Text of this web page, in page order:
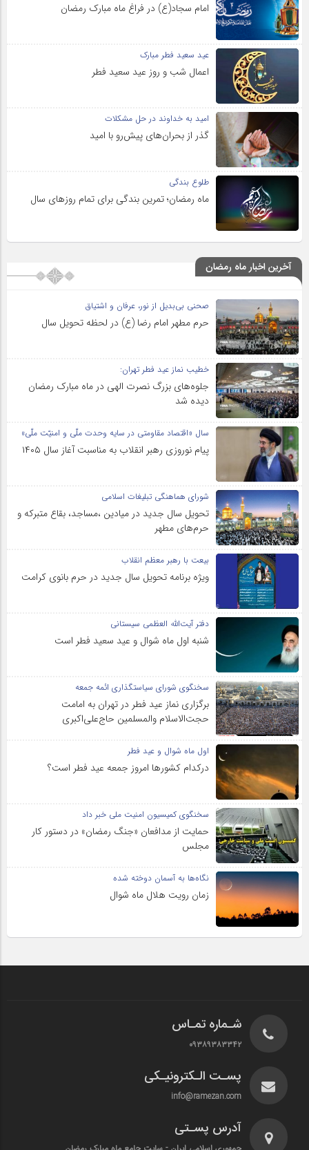
امام سجاد(ع) در فراغ ماه مبارک رمضان
عید سعید فطر مبارک
اعمال شب و روز عید سعید فطر
امید به خداوند در حل مشکلات
گذر از بحران‌های پیش‌رو با امید
طلوع بندگی
ماه رمضان؛ تمرین بندگی برای تمام روزهای سال
آخرین اخبار ماه رمضان
صحنی بی‌بدیل از نور، عرفان و اشتیاق
حرم مطهر امام رضا (ع) در لحظه تحویل سال
خطیب نماز عید فطر تهران:
جلوه‌های بزرگ نصرت الهی در ماه مبارک رمضان
دیده شد
سال «اقتصاد مقاومتی در سایه وحدت ملّی و امنیّت ملّی»
پیام نوروزی رهبر انقلاب به مناسبت آغاز سال ۱۴۰۵
شورای هماهنگی تبلیغات اسلامی
تحویل سال‌ جدید در میادین ،مساجد، بقاع متبرکه‌ و
حرم‌های‌ مطهر
بیعت با رهبر معظم انقلاب
ویژه برنامه تحویل سال جدید در حرم بانوی کرامت
دفتر آیت‌الله العظمی سیستانی
شنبه اول ماه شوال و عید سعید فطر است
سخنگوی شورای سیاستگذاری ائمه جمعه
برگزاری نماز عید فطر در تهران به امامت
حجت‌الاسلام والمسلمین حاج‌علی‌اکبری
اول ماه شوال و عید فطر
درکدام کشورها امروز جمعه عید فطر است؟
سخنگوی کمیسیون امنیت ملی خبر داد
حمایت از مدافعان «جنگ رمضان» در دستور کار
مجلس
نگاه‌ها به آسمان دوخته شده
زمان رویت هلال ماه شوال
شـماره تمـاس
۰۹۳۸۹۳۸۳۳۴۲
پسـت الـکترونیـکی
info@ramezan.com
آدرس پسـتی